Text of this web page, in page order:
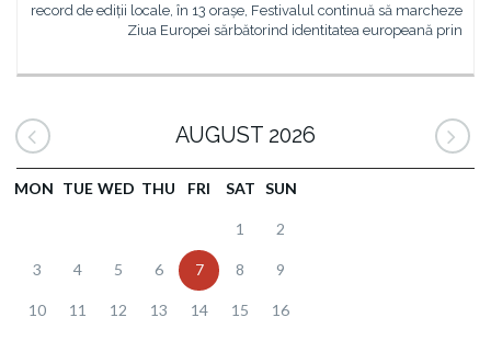
record de ediții locale, în 13 orașe, Festivalul continuă să marcheze
Ziua Europei sărbătorind identitatea europeană prin
AUGUST 2026
MON TUE WED THU FRI SAT SUN
1 2
3 4 5 6 7 8 9
10 11 12 13 14 15 16